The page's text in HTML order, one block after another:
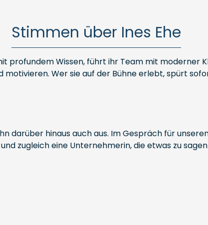
Stimmen über Ines Ehe
profundem Wissen, führt ihr Team mit
Wer sie auf der Bühne erlebt, spürt
darüber hinaus auch aus. Im Gespräch für
zugleich eine Unternehmerin, die etwas zu